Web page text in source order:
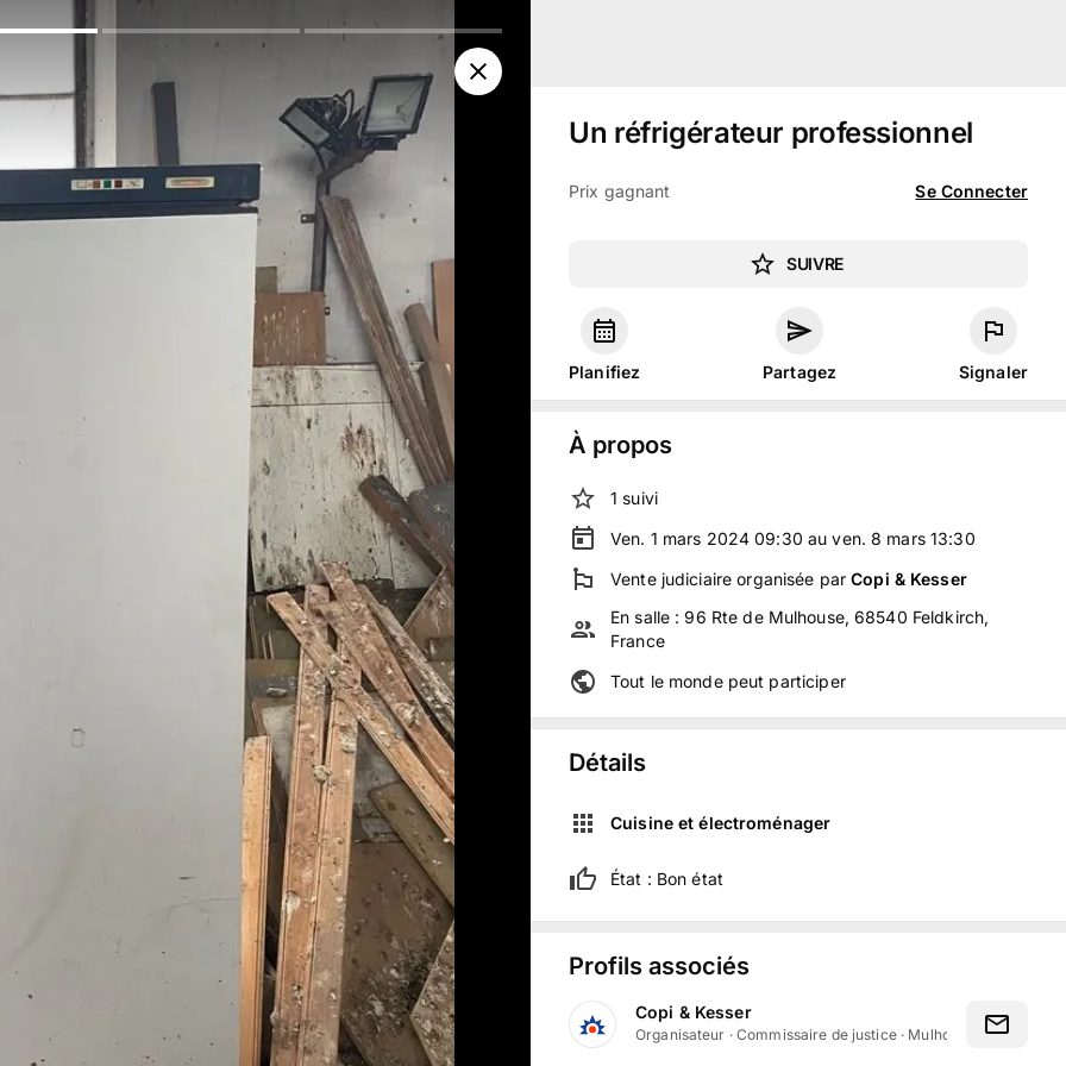
Un réfrigérateur professionnel
Prix gagnant Se Connecter
SUIVRE
Planifiez Partagez Signaler
À propos
1 suivi
Ven. 1 mars 2024 09:30 au ven. 8 mars 13:30
Vente judiciaire organisée parCopi & Kesser
En salle :96 Rte de Mulhouse, 68540 Feldkirch,
France
Tout le monde peut participer
Détails
Cuisine et électroménager
État : Bon état
Profils associés
Copi & Kesser
Organisateur · Commissaire de justice· Mulhouse, Grand Est